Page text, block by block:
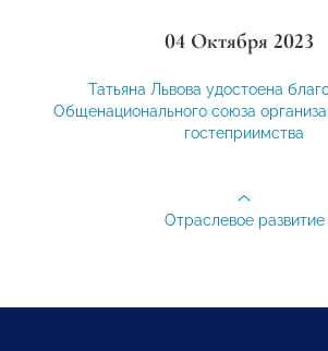
04 Октября 2023
Татьяна Львова удостоена
Общенационального союза
гостеприимства
Отраслевое развитие